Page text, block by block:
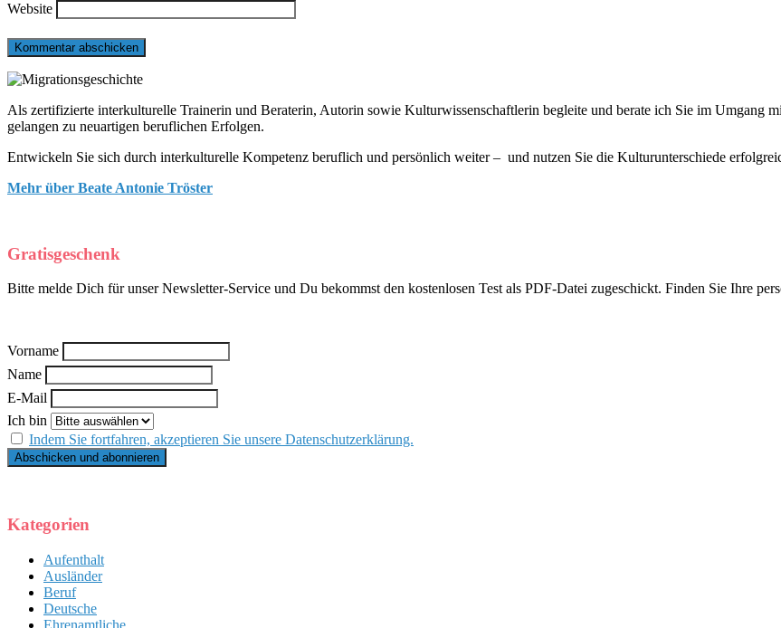
Website
Als zertifizierte interkulturelle Trainerin und Beraterin, Autorin sowie Kulturwissenschaftlerin begleite und berate ich Sie im Umgang
gelangen zu neuartigen beruflichen Erfolgen.
Entwickeln Sie sich durch interkulturelle Kompetenz beruflich und persönlich weiter – und nutzen Sie die Kulturunterschiede
Mehr über Beate Antonie Tröster
Gratisgeschenk
Bitte melde Dich für unser Newsletter-Service und Du bekommst den kostenlosen Test als PDF-Datei zugeschickt. Finden Sie Ihre
Vorname
Name
E-Mail
Ich bin
Indem Sie fortfahren, akzeptieren Sie unsere Datenschutzerklärung.
Kategorien
Aufenthalt
Ausländer
Beruf
Deutsche
Ehrenamtliche